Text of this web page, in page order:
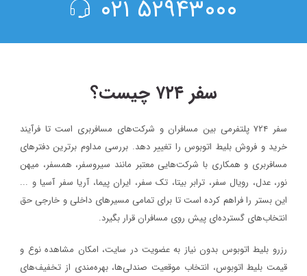
۵۲۹۴۳۰۰۰ ۰۲۱
سفر ۷۲۴ چیست؟
سفر ۷۲۴ پلتفرمی بین مسافران و شرکت‌های مسافربری است تا فرآیند
خرید و فروش بلیط اتوبوس را تغییر دهد. بررسی مداوم برترین دفترهای
مسافربری و همکاری با شرکت‌هایی معتبر مانند سیروسفر، همسفر، میهن‌
نور، عدل، رویال سفر، ترابر بیتا، تک سفر، ایران پیما، آریا سفر آسیا و ...
این بستر را فراهم کرده است تا برای تمامی مسیرهای داخلی و خارجی حق
انتخاب‌های گسترده‌ای پیش روی مسافران قرار بگیرد.
رزرو بلیط اتوبوس بدون نیاز به عضویت در سایت، امکان مشاهده نوع و
قیمت بلیط اتوبوس، انتخاب موقعیت صندلی‌ها، بهره‌مندی از تخفیف‌های